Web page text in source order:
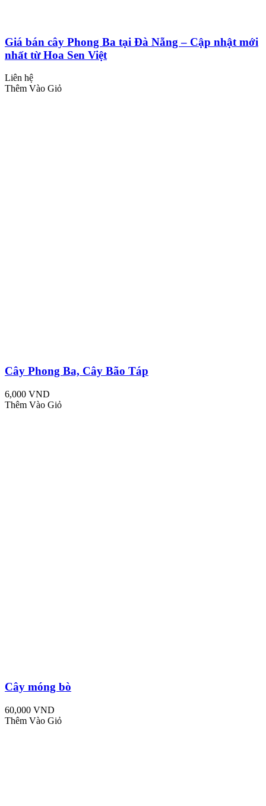
Giá bán cây Phong Ba tại Đà Nẵng – Cập nhật mới
nhất từ Hoa Sen Việt
Liên hệ
Thêm Vào Giỏ
Cây Phong Ba, Cây Bão Táp
6,000 VND
Thêm Vào Giỏ
Cây móng bò
60,000 VND
Thêm Vào Giỏ